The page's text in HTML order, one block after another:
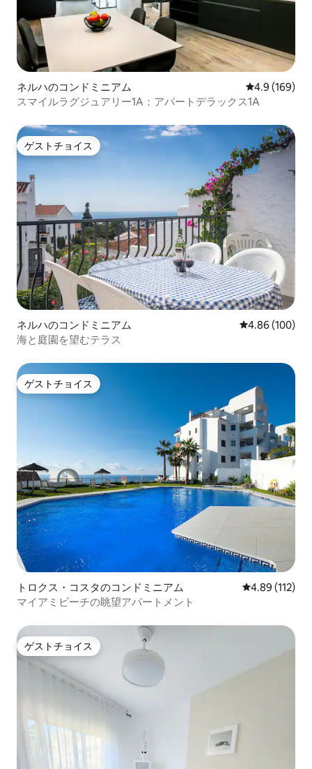
ネルハのコンドミニアム レビュー169
4.9 (169)
スマイルラグジュアリー1A：アパートデラックス1A
ゲストチョイス
ゲストチョイス
ネルハのコンドミニアム レビュー100
4.86 (100)
海と庭園を望むテラス
ゲストチョイス
ゲストチョイス
トロクス・コスタのコンドミニアム レビュー112
4.89 (112)
マイアミビーチの眺望アパートメント
ゲストチョイス
ゲストチョイス